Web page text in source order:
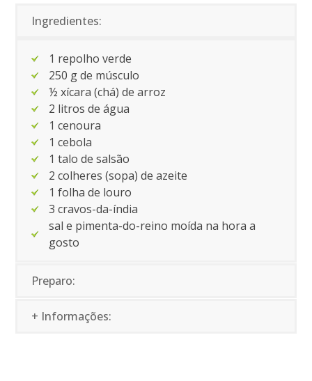
Ingredientes:
1 repolho verde
250 g de músculo
½ xícara (chá) de arroz
2 litros de água
1 cenoura
1 cebola
1 talo de salsão
2 colheres (sopa) de azeite
1 folha de louro
3 cravos-da-índia
sal e pimenta-do-reino moída na hora a
gosto
Preparo:
+ Informações: